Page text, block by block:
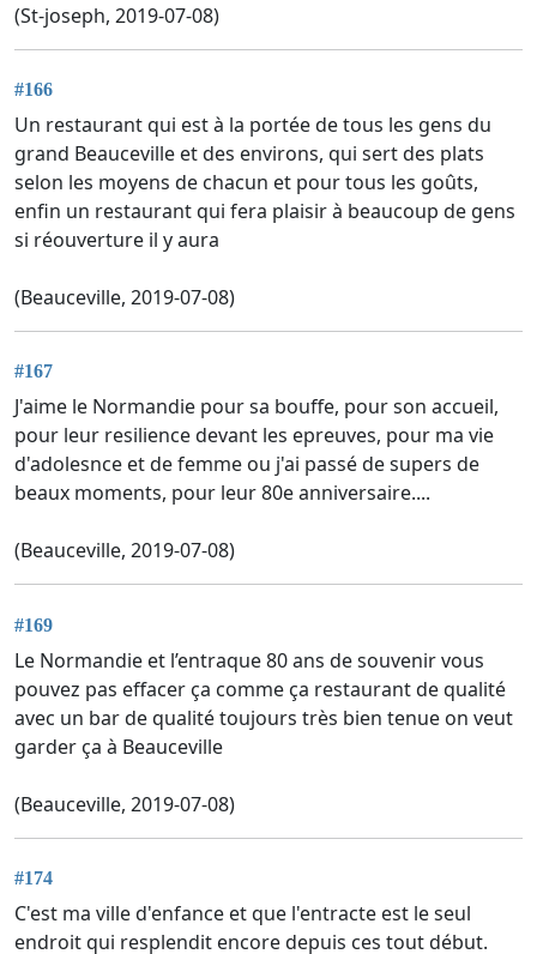
(St-joseph, 2019-07-08)
#166
Un restaurant qui est à la portée de tous les gens du
grand Beauceville et des environs, qui sert des plats
selon les moyens de chacun et pour tous les goûts,
enfin un restaurant qui fera plaisir à beaucoup de gens
si réouverture il y aura
(Beauceville, 2019-07-08)
#167
J'aime le Normandie pour sa bouffe, pour son accueil,
pour leur resilience devant les epreuves, pour ma vie
d'adolesnce et de femme ou j'ai passé de supers de
beaux moments, pour leur 80e anniversaire....
(Beauceville, 2019-07-08)
#169
Le Normandie et l’entraque 80 ans de souvenir vous
pouvez pas effacer ça comme ça restaurant de qualité
avec un bar de qualité toujours très bien tenue on veut
garder ça à Beauceville
(Beauceville, 2019-07-08)
#174
C'est ma ville d'enfance et que l'entracte est le seul
endroit qui resplendit encore depuis ces tout début.